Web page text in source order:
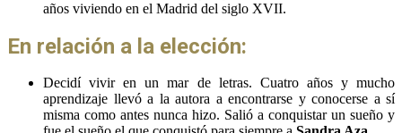
años viviendo en el Madrid del siglo XVII.
En relación a la elección:
Decidí vivir en un mar de letras. Cuatro años y mucho
aprendizaje llevó a la autora a encontrarse y conocerse a sí
misma como antes nunca hizo. Salió a conquistar un sueño y